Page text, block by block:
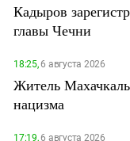
Кадыров
главы Чечни
18:25,6 августа 2026
Житель
нацизма
17:19,6 августа 2026